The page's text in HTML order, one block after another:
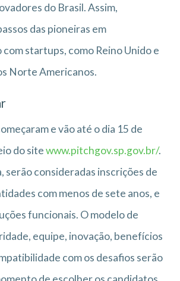
do Brasil. Assim,
das pioneiras em
startups, como Reino Unido e
Norte Americanos.
e vão até o dia 15 de
do sitewww.pitchgov.sp.gov.br/.
serão consideradas inscrições de
com menos de sete anos, e
funcionais. O modelo de
equipe, inovação, benefícios
com os desafios serão